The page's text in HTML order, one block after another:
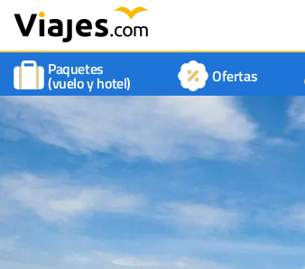
Paquetes
(vuelo y hotel) Ofertas